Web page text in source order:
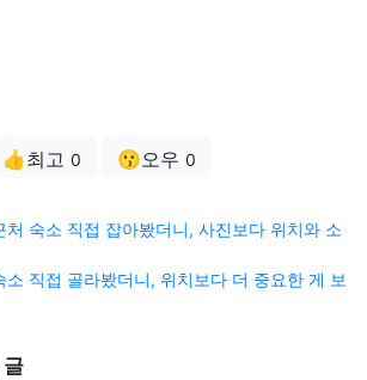
👍최고 0 😗오우 0
처 숙소 직접 잡아봤더니, 사진보다 위치와 소
소 직접 골라봤더니, 위치보다 더 중요한 게 보